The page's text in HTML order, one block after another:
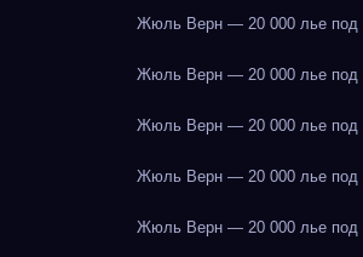
Жюль Верн — 20 000 лье под
Жюль Верн — 20 000 лье под
Жюль Верн — 20 000 лье под
Жюль Верн — 20 000 лье под
Жюль Верн — 20 000 лье под